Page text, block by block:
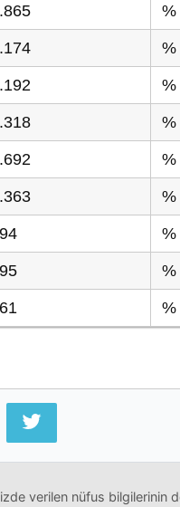
%
%
%
%
%
%
%
%
%
verilen nüfus bilgilerinin